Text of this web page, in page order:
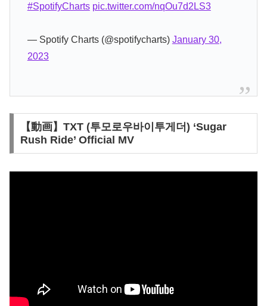
#SpotifyCharts pic.twitter.com/nqOu7d2LS3
— Spotify Charts (@spotifycharts) January 30,
2023
【動画】TXT (투모로우바이투게더) ‘Sugar
Rush Ride’ Official MV